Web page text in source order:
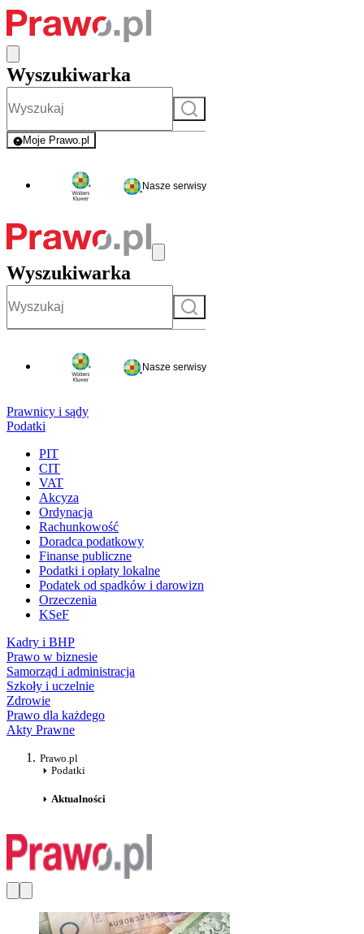
Wyszukiwarka
Szukaj
Moje Prawo.pl
- rejestracja i logowanie do serwisu
Nasze serwisy
Wyszukiwarka
Szukaj
Nasze serwisy
Prawnicy i sądy
Podatki
PIT
CIT
VAT
Akcyza
Ordynacja
Rachunkowość
Doradca podatkowy
Finanse publiczne
Podatki i opłaty lokalne
Podatek od spadków i darowizn
Orzeczenia
KSeF
Kadry i BHP
Prawo w biznesie
Samorząd i administracja
Szkoły i uczelnie
Zdrowie
Prawo dla każdego
Akty Prawne
Prawo.pl
Podatki
Aktualności